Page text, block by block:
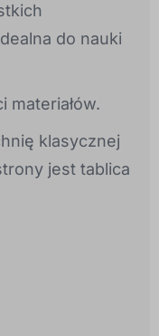
do nauki
materiałów.
klasycznej
jest tablica